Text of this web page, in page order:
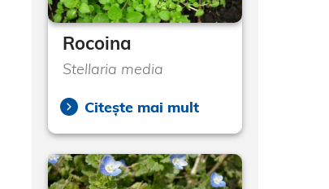
Rocoina
Stellaria media
Citește mai mult